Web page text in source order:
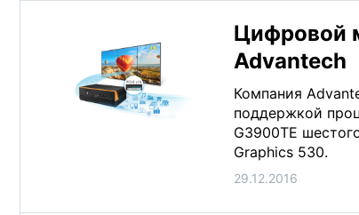
Цифровой
Advantech
Компания
поддержкой
G3900TE
Graphics 530.
29.12.2016